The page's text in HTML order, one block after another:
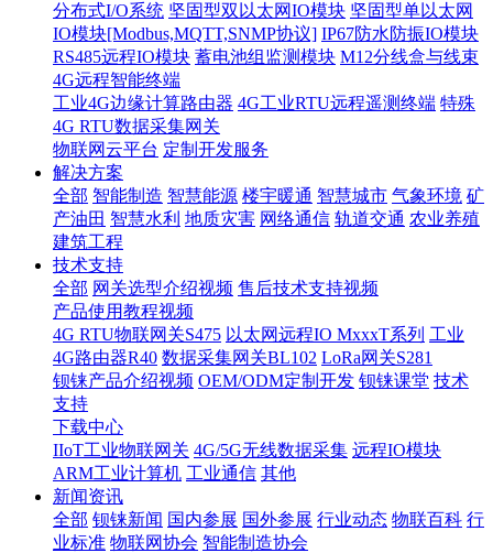
分布式I/O系统 坚固型双以太网IO模块 坚固型单以太网
IO模块[Modbus,MQTT,SNMP协议] IP67防水防振IO模块
RS485远程IO模块 蓄电池组监测模块 M12分线盒与线束
4G远程智能终端
工业4G边缘计算路由器 4G工业RTU远程遥测终端 特殊
4G RTU数据采集网关
物联网云平台 定制开发服务
解决方案
全部 智能制造 智慧能源 楼宇暖通 智慧城市 气象环境 矿
产油田 智慧水利 地质灾害 网络通信 轨道交通 农业养殖
建筑工程
技术支持
全部 网关选型介绍视频 售后技术支持视频
产品使用教程视频
4G RTU物联网关S475 以太网远程IO MxxxT系列 工业
4G路由器R40 数据采集网关BL102 LoRa网关S281
钡铼产品介绍视频 OEM/ODM定制开发 钡铼课堂 技术
支持
下载中心
IIoT工业物联网关 4G/5G无线数据采集 远程IO模块
ARM工业计算机 工业通信 其他
新闻资讯
全部 钡铼新闻 国内参展 国外参展 行业动态 物联百科 行
业标准 物联网协会 智能制造协会